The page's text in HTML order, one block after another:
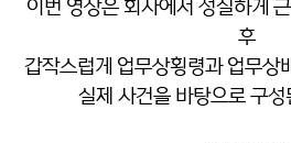
이번 영상은 회사에서 성실하게
후
갑작스럽게 업무상횡령과 업무상
실제 사건을 바탕으로 구성